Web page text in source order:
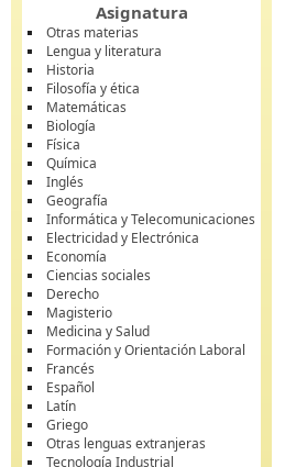
Asignatura
Otras materias
Lengua y literatura
Historia
Filosofía y ética
Matemáticas
Biología
Física
Química
Inglés
Geografía
Informática y Telecomunicaciones
Electricidad y Electrónica
Economía
Ciencias sociales
Derecho
Magisterio
Medicina y Salud
Formación y Orientación Laboral
Francés
Español
Latín
Griego
Otras lenguas extranjeras
Tecnología Industrial